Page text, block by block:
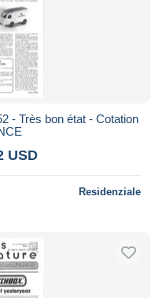
- Très bon état - Cotation
USD
Residenziale